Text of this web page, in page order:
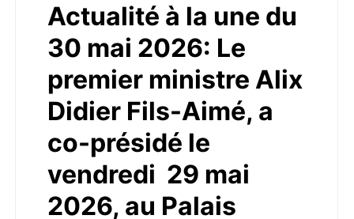
Actualité à la une du
30 mai 2026: Le
premier ministre Alix
Didier Fils-Aimé, a
co-présidé le
vendredi 29 mai
2026, au Palais